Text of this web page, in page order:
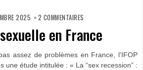
2025 2 COMMENTAIRES
EN
FRANCE
en France
assez de problèmes en France, l’IFOP
une étude intitulée : « La “sex recession” :